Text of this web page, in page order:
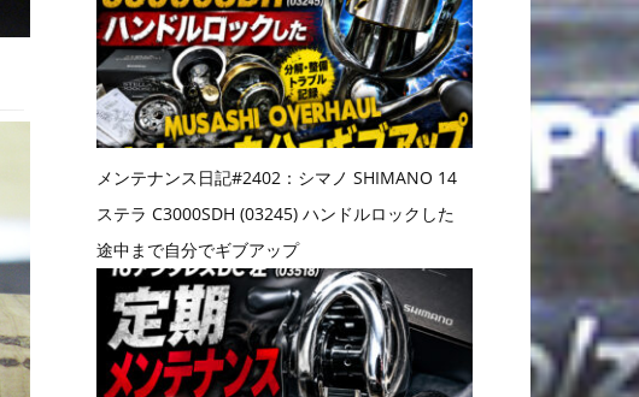
メンテナンス日記#2402：シマノ SHIMANO 14
ステラ C3000SDH (03245) ハンドルロックした
途中まで自分でギブアップ